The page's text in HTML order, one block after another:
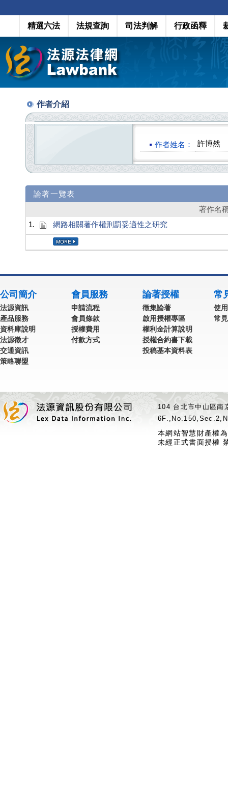
精選六法 法規查詢 司法判解 行政函釋
作者介紹
作者姓名： 許博然
論著一覽表
著作名
1.
網路相關著作權刑罰妥適性之研究
公司簡介
法源資訊
產品服務
資料庫說明
法源徵才
交通資訊
策略聯盟
會員服務
申請流程
會員條款
授權費用
付款方式
論著授權
徵集論著
啟用授權專區
權利金計算說明
授權合約書下載
投稿基本資料表
常
使
常
104 台北市中山區
本網站智慧財產權
未經正式書面授權